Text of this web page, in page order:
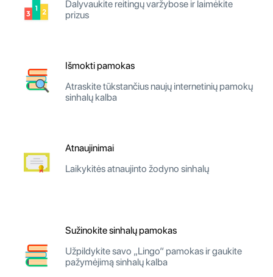
Dalyvaukite reitingų varžybose ir laimėkite
prizus
Išmokti pamokas
Atraskite tūkstančius naujų internetinių pamokų
sinhalų kalba
Atnaujinimai
Laikykitės atnaujinto žodyno sinhalų
Sužinokite sinhalų pamokas
Užpildykite savo „Lingo“ pamokas ir gaukite
pažymėjimą sinhalų kalba